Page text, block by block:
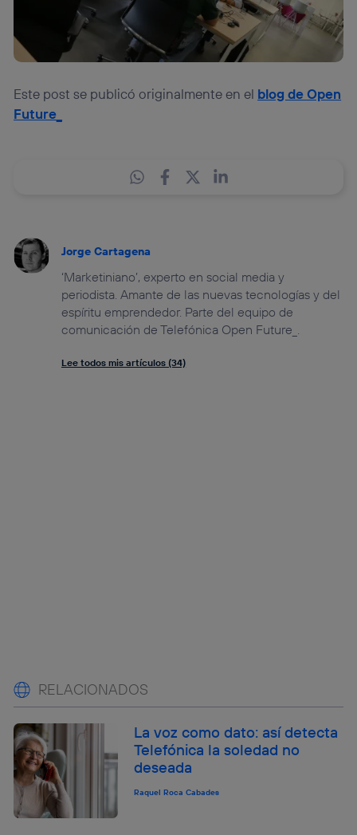
Este post se publicó originalmente en el blog de Open
Future_
Jorge Cartagena
‘Marketiniano’, experto en social media y
periodista. Amante de las nuevas tecnologías y del
espíritu emprendedor. Parte del equipo de
comunicación de Telefónica Open Future_.
Lee todos mis artículos (34)
RELACIONADOS
La voz como dato: así detecta
Telefónica la soledad no
deseada
Raquel Roca Cabades